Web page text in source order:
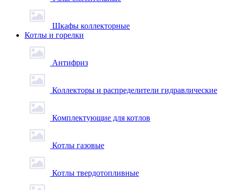
Шкафы коллекторные
Котлы и горелки
Антифриз
Коллекторы и распределители гидравлические
Комплектующие для котлов
Котлы газовые
Котлы твердотопливные